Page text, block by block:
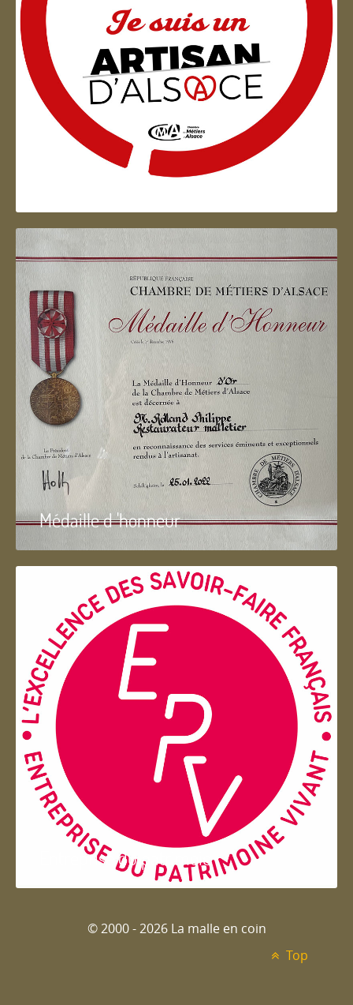
Artisan d'Alsace
Médaille d 'honneur
Entreprise du patrimoie
© 2000 - 2026 La malle en coin
Top